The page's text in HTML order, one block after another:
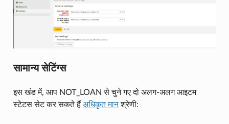
सामान्य सेटिंग्स
इस खंड में, आप NOT_LOAN से चुने गए दो अलग-अलग आइटम
स्टेटस सेट कर सकते हैं अधिकृत मानश्रेणी: